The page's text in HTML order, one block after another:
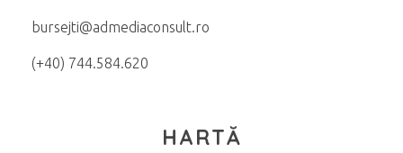
bursejti@admediaconsult.ro
(+40) 744.584.620
HARTĂ